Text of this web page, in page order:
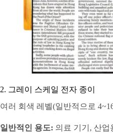
2. 그레이 스케일 전자 종이
여러 회색 레벨(일반적으로
일반적인 용도: 의료 기기, 산업